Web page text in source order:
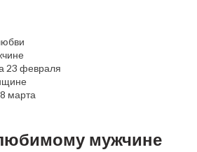
23 февраля
марта
мужчине